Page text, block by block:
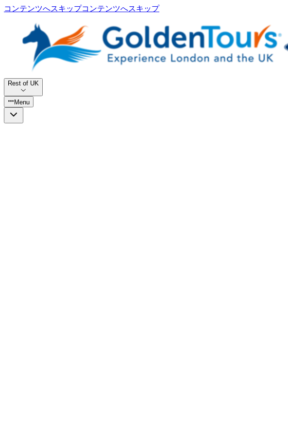
コンテンツへスキップコンテンツへスキップ
Rest of UK
Menu